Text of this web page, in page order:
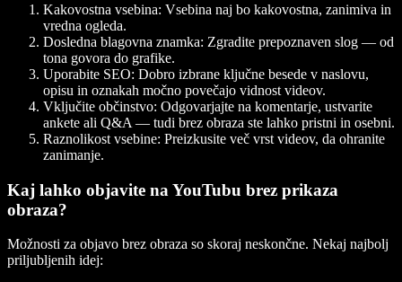
Kakovostna vsebina: Vsebina naj bo kakovostna, zanimiva in
vredna ogleda.
Dosledna blagovna znamka: Zgradite prepoznaven slog — od
tona govora do grafike.
Uporabite SEO: Dobro izbrane ključne besede v naslovu,
opisu in oznakah močno povečajo vidnost videov.
Vključite občinstvo: Odgovarjajte na komentarje, ustvarite
ankete ali Q&A — tudi brez obraza ste lahko pristni in osebni.
Raznolikost vsebine: Preizkusite več vrst videov, da ohranite
zanimanje.
Kaj lahko objavite na YouTubu brez prikaza
obraza?
Možnosti za objavo brez obraza so skoraj neskončne. Nekaj najbolj
priljubljenih idej: